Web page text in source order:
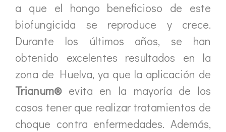
a que el hongo beneficioso de este
biofungicida se reproduce y crece.
Durante los últimos años, se han
obtenido excelentes resultados en la
zona de Huelva, ya que la aplicación de
Trianum®evita en la mayoría de los
casos tener que realizar tratamientos de
choque contra enfermedades. Además,